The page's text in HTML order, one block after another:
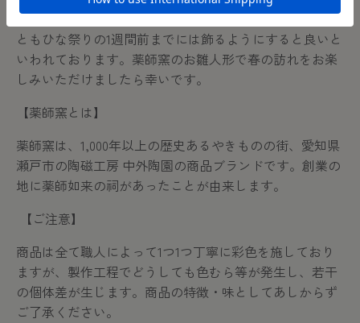
雛人形を飾る時期は、立春（2月4日ごろ）から、遅く
ともひな祭りの1週間前までには飾るようにすると良いと
いわれております。薬師窯のお雛人形で春の訪れをお楽
しみいただけましたら幸いです。
【薬師窯とは】
薬師窯は、 1,000年以上の歴史あるやきものの街、愛知県
瀬戸市の陶磁工房 中外陶園の商品ブランドです。創業の
地に薬師如来の祠があったことが由来します。
【ご注意】
商品は全て職人によって1つ1つ丁寧に彩色を施しており
ますが、製作工程でどうしても色むら等が発生し、若干
の個体差が生じます。商品の特徴・味としてあしからず
ご了承ください。